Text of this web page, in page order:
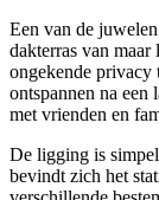
Een van de
dakterras van
ongekende privacy
ontspannen na een
met vrienden en
De ligging is
bevindt zich het